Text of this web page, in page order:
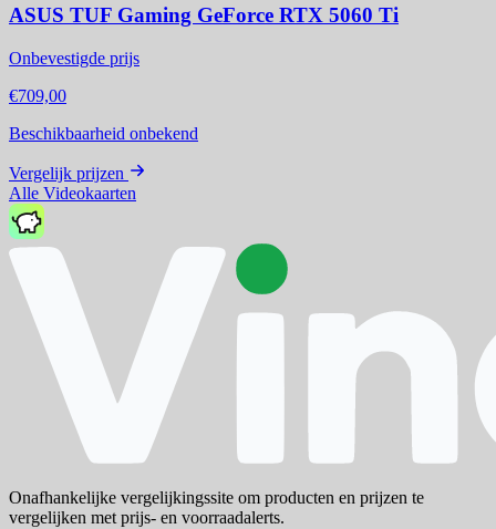
ASUS TUF Gaming GeForce RTX 5060 Ti
Onbevestigde prijs
€709,00
Beschikbaarheid onbekend
Vergelijk prijzen
Alle Videokaarten
Onafhankelijke vergelijkingssite om producten en prijzen te
vergelijken met prijs- en voorraadalerts.